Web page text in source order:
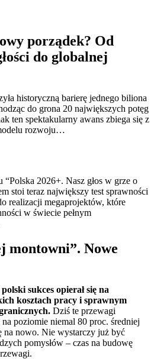
porządek? Od
do globalnej
historyczną barierę jednego biliona
do grona 20 największych potęg
ten spektakularny awans zbiega się z
rozwoju…
“Polska 2026+. Nasz głos w grze o
stoi teraz największy test sprawności
realizacji megaprojektów, które
w świecie pełnym
montowni”. Nowe
sukces opierał się na
kosztach pracy i sprawnym
Dziś te przewagi
poziomie niemal 80 proc. średniej
na nowo. Nie wystarczy już być
pomysłów – czas na budowę